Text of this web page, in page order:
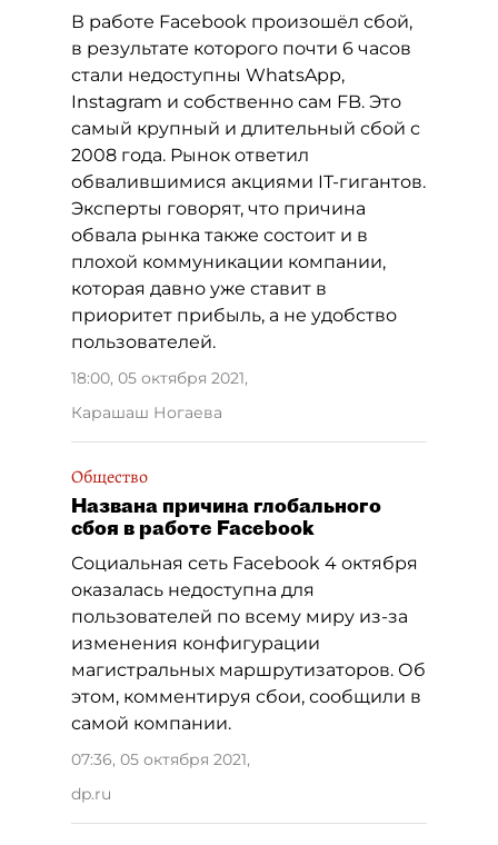
В работе Facebook произошёл сбой,
в результате которого почти 6 часов
стали недоступны WhatsApp,
Instagram и собственно сам FB. Это
самый крупный и длительный сбой с
2008 года. Рынок ответил
обвалившимися акциями IT-гигантов.
Эксперты говорят, что причина
обвала рынка также состоит и в
плохой коммуникации компании,
которая давно уже ставит в
приоритет прибыль, а не удобство
пользователей.
18:00, 05 октября 2021,
Карашаш Ногаева
Общество
Названа причина глобального
сбоя в работе Facebook
Социальная сеть Facebook 4 октября
оказалась недоступна для
пользователей по всему миру из-за
изменения конфигурации
магистральных маршрутизаторов. Об
этом, комментируя сбои, сообщили в
самой компании.
07:36, 05 октября 2021,
dp.ru